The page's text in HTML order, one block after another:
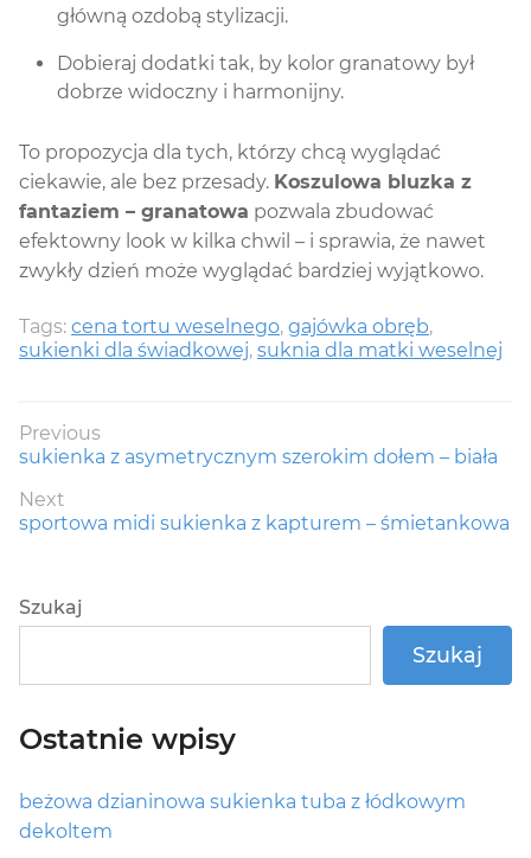
główną ozdobą stylizacji.
Dobieraj dodatki tak, by kolor granatowy był
dobrze widoczny i harmonijny.
To propozycja dla tych, którzy chcą wyglądać
ciekawie, ale bez przesady. Koszulowa bluzka z
fantaziem – granatowa pozwala zbudować
efektowny look w kilka chwil – i sprawia, że nawet
zwykły dzień może wyglądać bardziej wyjątkowo.
Tags: cena tortu weselnego, gajówka obręb,
sukienki dla świadkowej, suknia dla matki weselnej
Nawigacja
wpisu
Previous
Previous
sukienka z asymetrycznym szerokim dołem – biała
Next
Next
sportowa midi sukienka z kapturem – śmietankowa
Szukaj
Szukaj
Ostatnie wpisy
beżowa dzianinowa sukienka tuba z łódkowym
dekoltem